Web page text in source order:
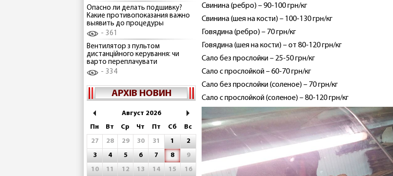
Опасно ли делать подшивку?
Какие противопоказания важно
выявить до процедуры
361
Вентилятор з пультом
дистанційного керування: чи
варто переплачувати
334
АРХІВ НОВИН
Август 2026
Пн
Вт Ср Чт Пт Сб
Вс
27
28 29 30 31 1
2
3
4 5 6 7 8
9
10
11 12 13 14 15
16
Свинина (ребро) – 90-100 грн/кг
Свинина (шея на кости) – 100-130 грн/кг
Говядина (ребро) – 70 грн/кг
Говядина (шея на кости) – от 80-120 грн/кг
Сало без прослойки – 25-50 грн/кг
Сало с прослойкой – 60-70 грн/кг
Сало без прослойки (соленое) – 70 грн/кг
Сало с прослойкой (соленое) – 80-120 грн/кг